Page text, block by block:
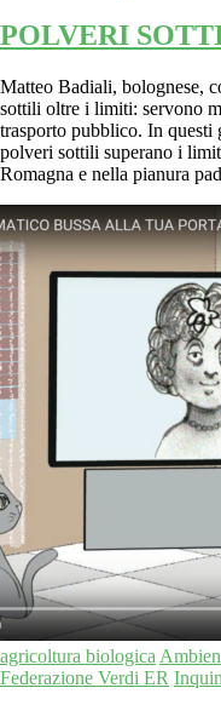
POLVERI
Matteo Badiali, bolognese,
sottili oltre i limiti: servono
trasporto pubblico. In questi
polveri sottili superano i
Romagna e nella pianura
agricoltura biologica
Federazione Verdi ER